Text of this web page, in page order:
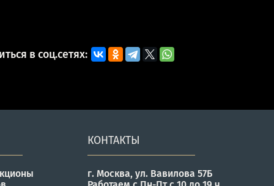
в соц.сетях:
КОНТАКТЫ
г. Москва, ул. Вавилова 57Б